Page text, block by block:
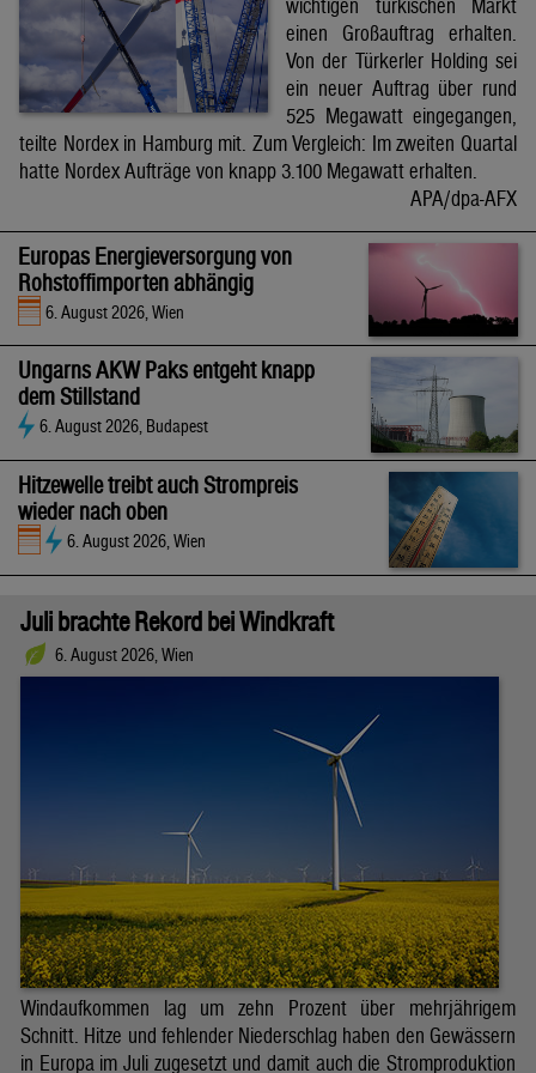
wichtigen türkischen Markt
einen Großauftrag erhalten.
Von der Türkerler Holding sei
ein neuer Auftrag über rund
525 Megawatt eingegangen,
teilte Nordex in Hamburg mit. Zum Vergleich: Im zweiten Quartal
hatte Nordex Aufträge von knapp 3.100 Megawatt erhalten.
APA/dpa-AFX
Europas Energieversorgung von
Rohstoffimporten abhängig
6. August 2026, Wien
Ungarns AKW Paks entgeht knapp
dem Stillstand
6. August 2026, Budapest
Hitzewelle treibt auch Strompreis
wieder nach oben
6. August 2026, Wien
Juli brachte Rekord bei Windkraft
6. August 2026, Wien
Windaufkommen lag um zehn Prozent über mehrjährigem
Schnitt. Hitze und fehlender Niederschlag haben den Gewässern
in Europa im Juli zugesetzt und damit auch die Stromproduktion